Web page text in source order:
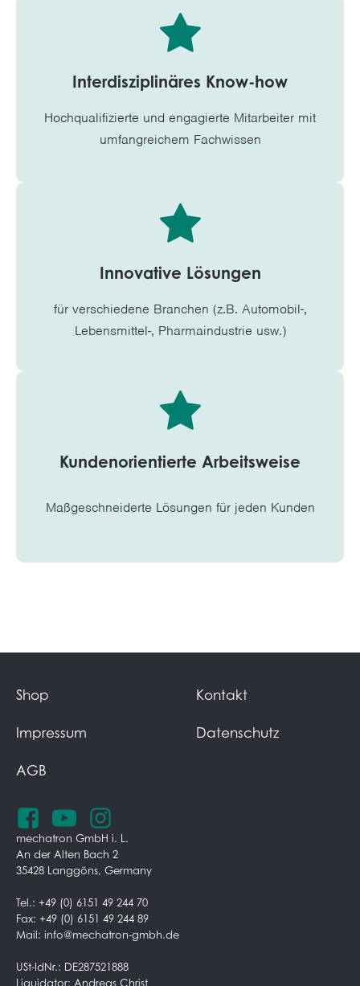
Interdisziplinäres Know-how
Hochqualifizierte und engagierte Mitarbeiter mit
umfangreichem Fachwissen
Innovative Lösungen
für verschiedene Branchen (z.B. Automobil-,
Lebensmittel-, Pharmaindustrie usw.)
Kundenorientierte Arbeitsweise
Maßgeschneiderte Lösungen für jeden Kunden
Shop Kontakt
Impressum Datenschutz
AGB
mechatron GmbH i. L.
An der Alten Bach 2
35428 Langgöns, Germany
Tel.: +49 (0) 6151 49 244 70
Fax: +49 (0) 6151 49 244 89
Mail: info@mechatron-gmbh.de
USt-IdNr.: DE287521888
Liquidator: Andreas Christ